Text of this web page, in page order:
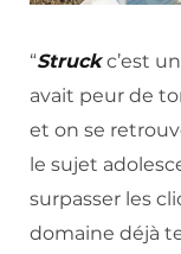
“Struck c’est
avait peur de
et on se
le sujet
surpasser les
domaine déjà